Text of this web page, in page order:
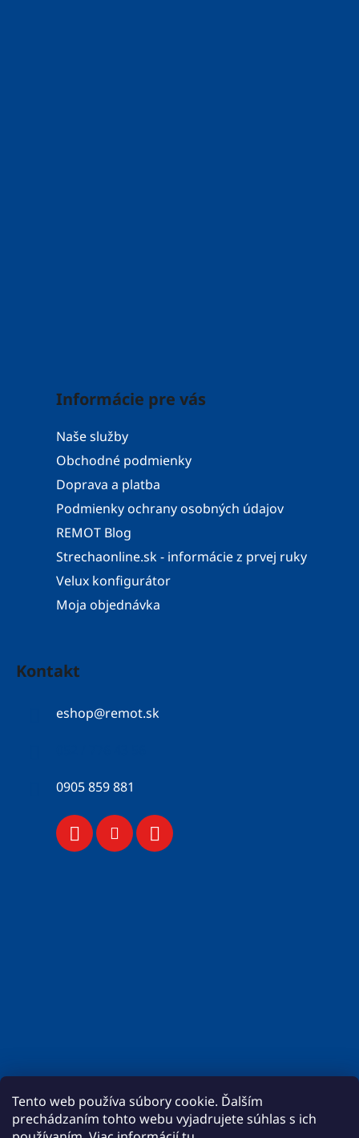
Tento web používa súbory cookie. Ďalším
prechádzaním tohto webu vyjadrujete súhlas s ich
Informácie pre vás
Naše služby
Obchodné podmienky
Doprava a platba
Podmienky ochrany osobných údajov
REMOT Blog
Strechaonline.sk - informácie z prvej ruky
Velux konfigurátor
Moja objednávka
Kontakt
eshop@remot.sk
0905 859 881